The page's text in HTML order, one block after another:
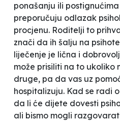
ponašanju ili
preporučuju odlazak
procjenu. Roditelji to
znači da ih šalju na
liječenje je lična i
može prisiliti na to ukoliko
druge, pa da vas uz
hospitalizuju. Kad se radi
da li će dijete dovesti
ali bismo mogli